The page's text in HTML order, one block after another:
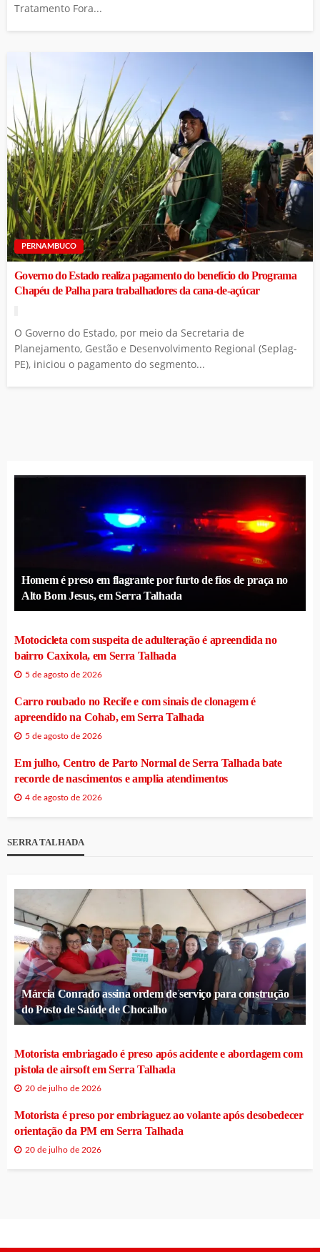
Tratamento Fora...
PERNAMBUCO
Governo do Estado realiza pagamento do benefício do Programa
Chapéu de Palha para trabalhadores da cana-de-açúcar
O Governo do Estado, por meio da Secretaria de
Planejamento, Gestão e Desenvolvimento Regional (Seplag-
PE), iniciou o pagamento do segmento...
Homem é preso em flagrante por furto de fios de praça no
Alto Bom Jesus, em Serra Talhada
Motocicleta com suspeita de adulteração é apreendida no
bairro Caxixola, em Serra Talhada
5 de agosto de 2026
Carro roubado no Recife e com sinais de clonagem é
apreendido na Cohab, em Serra Talhada
5 de agosto de 2026
Em julho, Centro de Parto Normal de Serra Talhada bate
recorde de nascimentos e amplia atendimentos
4 de agosto de 2026
SERRA TALHADA
Márcia Conrado assina ordem de serviço para construção
do Posto de Saúde de Chocalho
Motorista embriagado é preso após acidente e abordagem com
pistola de airsoft em Serra Talhada
20 de julho de 2026
Motorista é preso por embriaguez ao volante após desobedecer
orientação da PM em Serra Talhada
20 de julho de 2026